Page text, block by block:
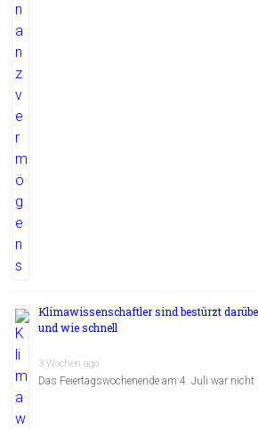
Klimawissenschaftler sind bestürzt
und wie schnell
3 Wochen ago
Das Feiertagswochenende am 4. Juli war